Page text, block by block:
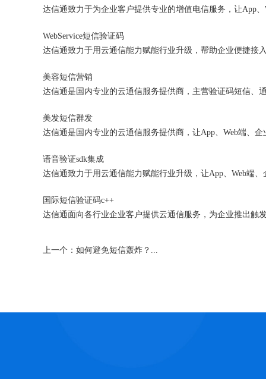
WebService短信验证码
美容短信营销
美发短信群发
语音验证sdk集成
国际短信验证码c++
上一个：如何避免短信轰炸？...